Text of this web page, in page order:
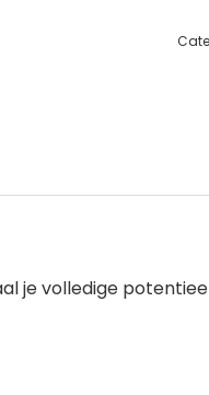
je volledige